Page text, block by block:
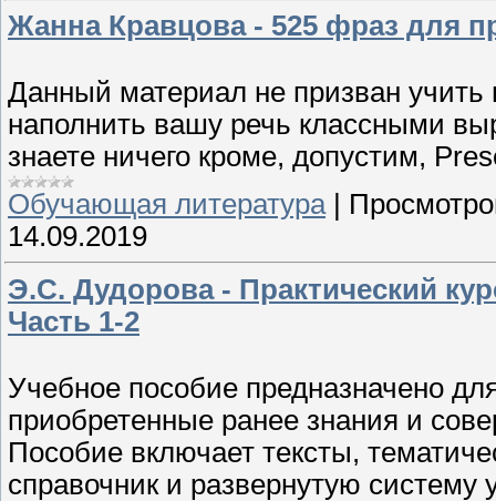
Жанна Кравцова - 525 фраз для
Данный материал не призван учить
наполнить вашу речь классными
знаете ничего кроме, допустим,
Обучающая литература|
14.09.2019
Э.С. Дудорова - Практический
Часть 1-2
Учебное пособие предназначено
приобретенные ранее знания и
Пособие включает тексты,
справочник и развернутую систему